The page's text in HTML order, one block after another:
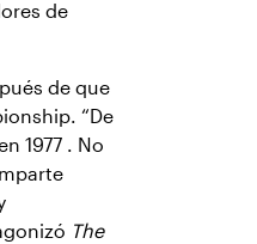
de
de que
“De
1977 . No
The